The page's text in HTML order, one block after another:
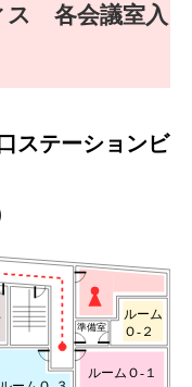
各会議室入
ステーションビ